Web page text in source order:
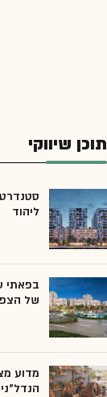
תוכן שיווקי
ליהוד
בפאתי
של
מדוע